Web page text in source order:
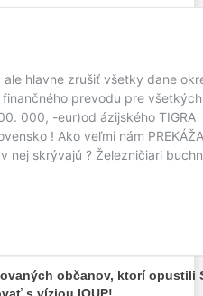
občanov, ktorí opustili